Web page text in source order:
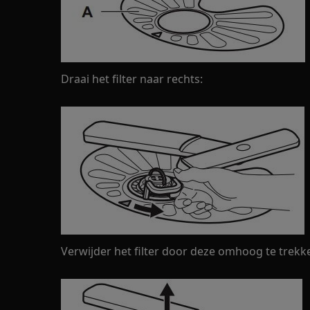
Draai het filter naar rechts:
Verwijder het filter door deze omhoog te